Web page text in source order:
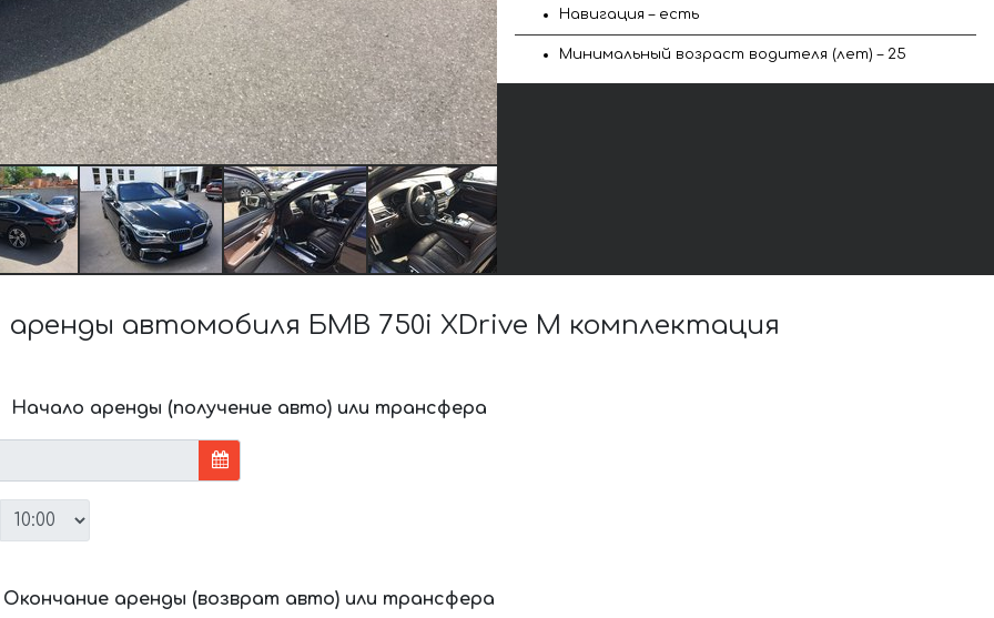
Навигация – есть
Минимальный возраст водителя (лет) – 25
автомобиля БМВ 750i XDrive M комплектация
Начало аренды (получение авто) или трансфера
Окончание аренды (возврат авто) или трансфера